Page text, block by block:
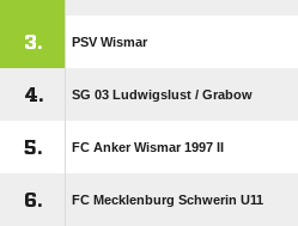
3. PSV Wismar
4. SG 03 Ludwigslust /​ Grabow
5. FC Anker Wismar 1997 II
6. FC Mecklenburg Schwerin U11